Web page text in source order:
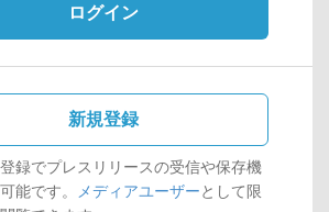
ログイン
新規登録
録でプレスリリースの受信や保存機
能です。
メディアユーザーとして限